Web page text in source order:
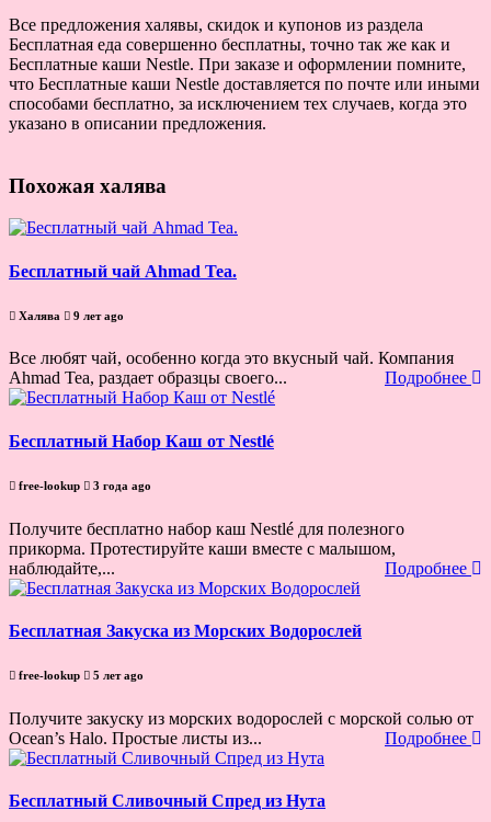
Все предложения халявы, скидок и купонов из раздела
Бесплатная еда совершенно бесплатны, точно так же как и
Бесплатные каши Nestle. При заказе и оформлении помните,
что Бесплатные каши Nestle доставляется по почте или иными
способами бесплатно, за исключением тех случаев, когда это
указано в описании предложения.
Похожая халява
Бесплатный чай Ahmad Tea.
Халява 9 лет ago
Все любят чай, особенно когда это вкусный чай. Компания
Ahmad Tea, раздает образцы своего...
Подробнее
Бесплатный Набор Каш от Nestlé
free-lookup 3 года ago
Получите бесплатно набор каш Nestlé для полезного
прикорма. Протестируйте каши вместе с малышом,
наблюдайте,...
Подробнее
Бесплатная Закуска из Морских Водорослей
free-lookup 5 лет ago
Получите закуску из морских водорослей с морской солью от
Ocean’s Halo. Простые листы из...
Подробнее
Бесплатный Сливочный Спред из Нута